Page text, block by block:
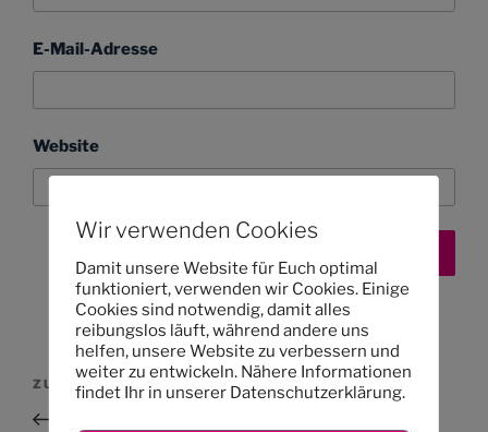
E-Mail-Adresse
Website
Beitragsnavigation
Vorheriger
Beitrag
ZURÜCK
Wir verwenden Cookies
Damit unsere Website für Euch optimal
funktioniert, verwenden wir Cookies. Einige
Cookies sind notwendig, damit alles
reibungslos läuft, während andere uns
helfen, unsere Website zu verbessern und
weiter zu entwickeln. Nähere Informationen
findet Ihr in unserer Datenschutzerklärung.